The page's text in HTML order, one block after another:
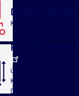
Datový portál
Kraj v datech
Portál
územní plány obcí
Královéhradeckého
DMVS, část ÚAP